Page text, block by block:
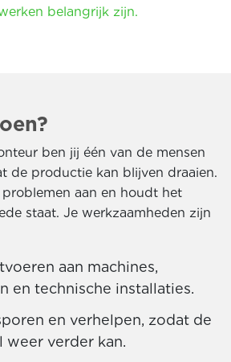
belangrijk zijn.
ben jij één van de mensen
de productie kan blijven draaien.
aan en houdt het
staat. Je werkzaamheden zijn
aan machines,
en technische installaties.
en verhelpen, zodat de
weer verder kan.